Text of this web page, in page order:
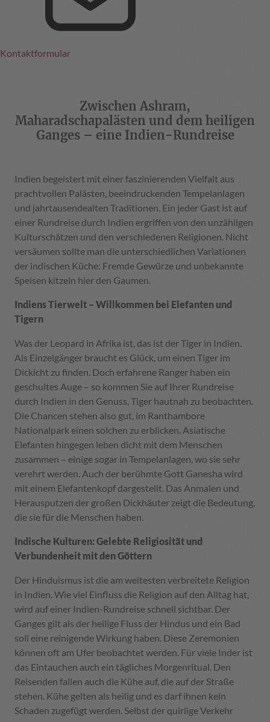
Kontaktformular
Zwischen Ashram,
Maharadschapalästen und dem heiligen
Ganges – eine Indien-Rundreise
Indien begeistert mit einer faszinierenden Vielfalt aus
prachtvollen Palästen, beeindruckenden Tempelanlagen
und jahrtausendealten Traditionen. Ein jeder Gast ist auf
einer Rundreise durch Indien ergriffen von den unzähligen
Kulturschätzen und den verschiedenen Religionen. Nicht
versäumen sollte man die unterschiedlichen Variationen
der indischen Küche: Fremde Gewürze und unbekannte
Speisen kitzeln hier den Gaumen.
Indiens Tierwelt – Willkommen bei Elefanten und
Tigern
Was der Leopard in Afrika ist, das ist der Tiger in Indien.
Als Einzelgänger braucht es Glück, um einen Tiger im
Dickicht zu finden. Doch erfahrene Ranger haben ein
geschultes Auge – so kommen Sie auf Ihrer Rundreise
durch Indien in den Genuss, Tiger hautnah zu beobachten.
Die Chancen stehen also gut, im Ranthambore
Nationalpark einen solchen zu erblicken. Asiatische
Elefanten hingegen leben dicht mit dem Menschen
zusammen – einige sogar in Tempelanlagen, wo sie sehr
verehrt werden. Auch der berühmte Gott Ganesha wird
mit einem Elefantenkopf dargestellt. Das Anmalen und
Herausputzen der großen Dickhäuter zeigt die Bedeutung,
die sie für die Menschen haben.
Indische Kulturen: Gelebte Religiosität und
Verbundenheit mit den Göttern
Der Hinduismus ist die am weitesten verbreitete Religion
in Indien. Wie viel Einfluss die Religion auf den Alltag hat,
wird auf einer Indien-Rundreise schnell sichtbar. Der
Ganges gilt als der heilige Fluss der Hindus und ein Bad
soll eine reinigende Wirkung haben. Diese Zeremonien
können oft am Ufer beobachtet werden. Für viele Inder ist
das Eintauchen auch ein tägliches Morgenritual. Den
Reisenden fallen auch die Kühe auf, die auf der Straße
stehen. Kühe gelten als heilig und es darf ihnen kein
Schaden zugefügt werden. Selbst der quirlige Verkehr